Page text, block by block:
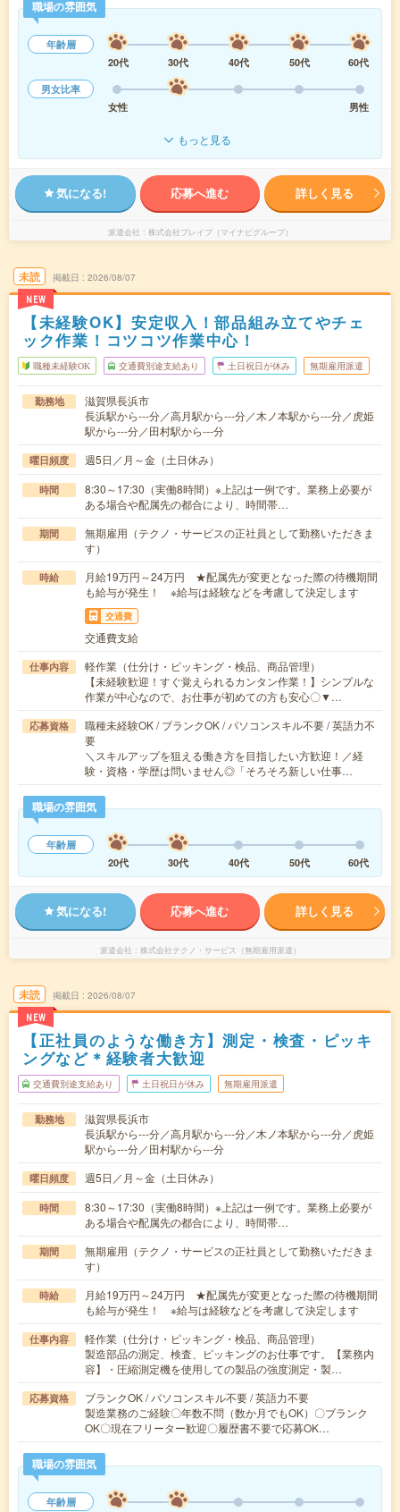
職場の雰囲気
年齢層
20代
30代 40代 50代
60代
男女比率
女性
男性
もっと見る
気になる! 応募へ進む 詳しく見る
派遣会社 株式会社ブレイブ（マイナビグループ）
未読
NEW
掲載日 2026/08/07
【未経験OK】安定収入！部品組み立てやチェ
ック作業！コツコツ作業中心！
職種未経験OK 交通費別途支給あり 土日祝日が休み 無期雇用派遣
勤務地
滋賀県長浜市
長浜駅から---分／高月駅から---分／木ノ本駅から---分／虎姫
駅から---分／田村駅から---分
曜日頻度 週5日／月～金（土日休み）
時間
8:30～17:30（実働8時間）※上記は一例です。業務上必要が
ある場合や配属先の都合により、時間帯…
期間
無期雇用（テクノ・サービスの正社員として勤務いただきま
す）
時給
月給19万円～24万円 ★配属先が変更となった際の待機期間
も給与が発生！ ※給与は経験などを考慮して決定します
交通費
交通費支給
仕事内容
軽作業（仕分け・ピッキング・検品、商品管理）
【未経験歓迎！すぐ覚えられるカンタン作業！】シンプルな
作業が中心なので、お仕事が初めての方も安心〇▼…
応募資格
職種未経験OK / ブランクOK / パソコンスキル不要 / 英語力不
要
＼スキルアップを狙える働き方を目指したい方歓迎！／経
験・資格・学歴は問いません◎「そろそろ新しい仕事…
職場の雰囲気
年齢層
20代
30代 40代 50代 60代
気になる! 応募へ進む 詳しく見る
派遣会社 株式会社テクノ・サービス（無期雇用派遣）
未読
NEW
掲載日 2026/08/07
【正社員のような働き方】測定・検査・ピッキ
ングなど＊経験者大歓迎
交通費別途支給あり 土日祝日が休み 無期雇用派遣
勤務地
滋賀県長浜市
長浜駅から---分／高月駅から---分／木ノ本駅から---分／虎姫
駅から---分／田村駅から---分
曜日頻度 週5日／月～金（土日休み）
時間
8:30～17:30（実働8時間）※上記は一例です。業務上必要が
ある場合や配属先の都合により、時間帯…
期間
無期雇用（テクノ・サービスの正社員として勤務いただきま
す）
時給
月給19万円～24万円 ★配属先が変更となった際の待機期間
も給与が発生！ ※給与は経験などを考慮して決定します
仕事内容
軽作業（仕分け・ピッキング・検品、商品管理）
製造部品の測定、検査、ピッキングのお仕事です。【業務内
容】・圧縮測定機を使用しての製品の強度測定・製…
応募資格
ブランクOK / パソコンスキル不要 / 英語力不要
製造業務のご経験〇年数不問（数か月でもOK）〇ブランク
OK〇現在フリーター歓迎〇履歴書不要で応募OK…
職場の雰囲気
年齢層